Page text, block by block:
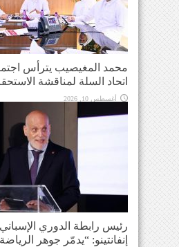
محمد المغيصيب يترأس
اتحاد السلة لمناقشة
أغسطس 10, 2026
رئيس رابطة الدوري
إنفانتينو: “يدمّر جوهر